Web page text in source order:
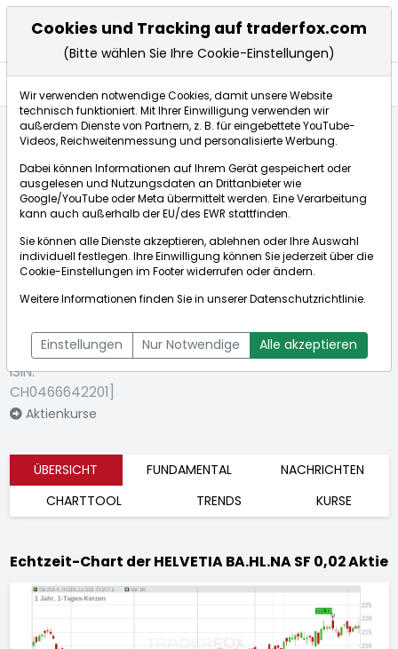
Börse:
BA.HL.NA SF
[WKN: A2PKFK |
ISIN:
CH0466642201]
Aktienkurse
Bid:216,834CHFAsk:217,615CHF
ÜBERSICHT FUNDAMENTAL
NACHRICHTEN
CHARTTOOL
TRENDS KURSE
Echtzeit-Chart der HELVETIA BA.HL.NA SF 0,02 Aktie
Cookies und Tracking auf traderfox.com
(Bitte wählen Sie Ihre Cookie-Einstellungen)
Wir verwenden notwendige Cookies, damit unsere Website
technisch funktioniert. Mit Ihrer Einwilligung verwenden wir
außerdem Dienste von Partnern, z. B. für eingebettete YouTube-
Videos, Reichweitenmessung und personalisierte Werbung.
Dabei können Informationen auf Ihrem Gerät gespeichert oder
ausgelesen und Nutzungsdaten an Drittanbieter wie
Google/YouTube oder Meta übermittelt werden. Eine Verarbeitung
kann auch außerhalb der EU/des EWR stattfinden.
Sie können alle Dienste akzeptieren, ablehnen oder Ihre Auswahl
individuell festlegen. Ihre Einwilligung können Sie jederzeit über die
Cookie-Einstellungen im Footer widerrufen oder ändern.
Weitere Informationen finden Sie in unsererDatenschutzrichtlinie.
Einstellungen Nur Notwendige Alle akzeptieren